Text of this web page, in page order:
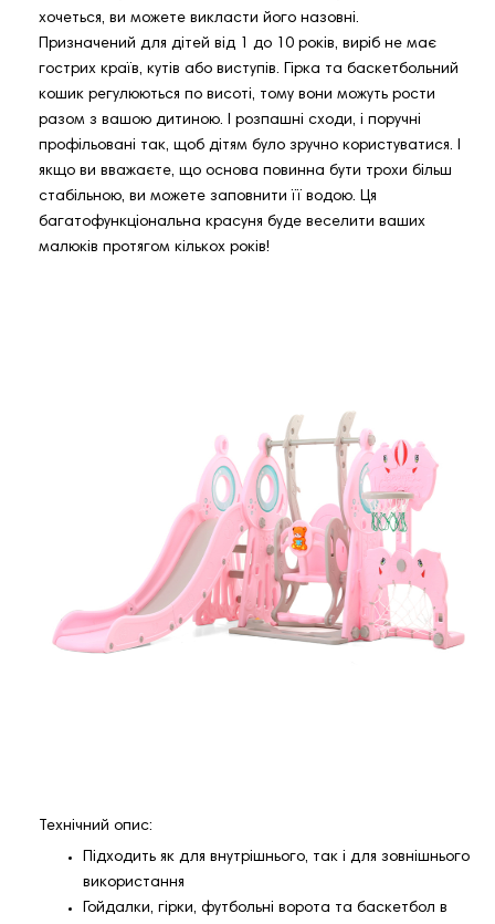
хочеться, ви можете викласти його назовні.
Призначений для дітей від 1 до 10 років, виріб не має
гострих країв, кутів або виступів. Гірка та баскетбольний
кошик регулюються по висоті, тому вони можуть рости
разом з вашою дитиною. І розпашні сходи, і поручні
профільовані так, щоб дітям було зручно користуватися. І
якщо ви вважаєте, що основа повинна бути трохи більш
стабільною, ви можете заповнити її водою. Ця
багатофункціональна красуня буде веселити ваших
малюків протягом кількох років!
Технічний опис:
Підходить як для внутрішнього, так і для зовнішнього
використання
Гойдалки, гірки, футбольні ворота та баскетбол в